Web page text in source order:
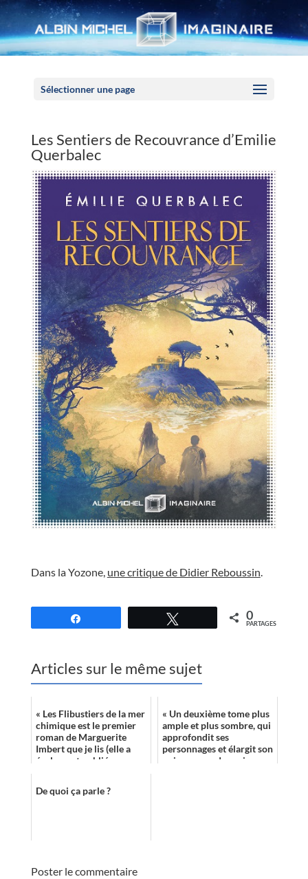
Sélectionner une page
Les Sentiers de Recouvrance d’Emilie
Querbalec
Dans la Yozone, une critique de Didier Reboussin.
0
PARTAGES
Articles sur le même sujet
« Les Flibustiers de la mer
chimique est le premier
roman de Marguerite
Imbert que je lis (elle a
également publié, aux
« Un deuxième tome plus
ample et plus sombre, qui
approfondit ses
personnages et élargit son
univers vers des enjeux
De quoi ça parle ?
Poster le commentaire
Panneau de gestion des cookies